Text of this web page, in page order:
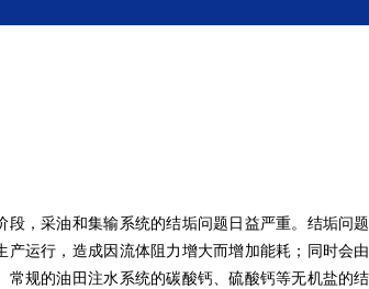
采油和集输系统的结垢问题日益严重。结垢问题
产运行，造成因流体阻力增大而增加能耗；同时会
常规的油田注水系统的碳酸钙、硫酸钙等无机盐的